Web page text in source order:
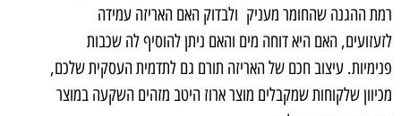
רמת ההגנה שהחומר מעניק ולבדוק האם האריזה עמידה
לזעזועים, האם היא דוחה מים והאם ניתן להוסיף לה שכבות
פנימיות. עיצוב חכם של האריזה תורם גם לתדמית העסקית שלכם,
מכיוון שלקוחות שמקבלים מוצר ארוז היטב מזהים השקעה במוצר